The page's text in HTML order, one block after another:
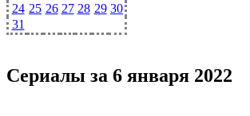
24 25 26 27 28 29 30
31
Сериалы за 6 января 2022